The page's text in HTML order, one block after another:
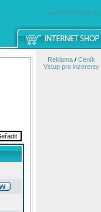
windowsmobile.cz
Reklama/ Ceník
Vstup pro inzerenty